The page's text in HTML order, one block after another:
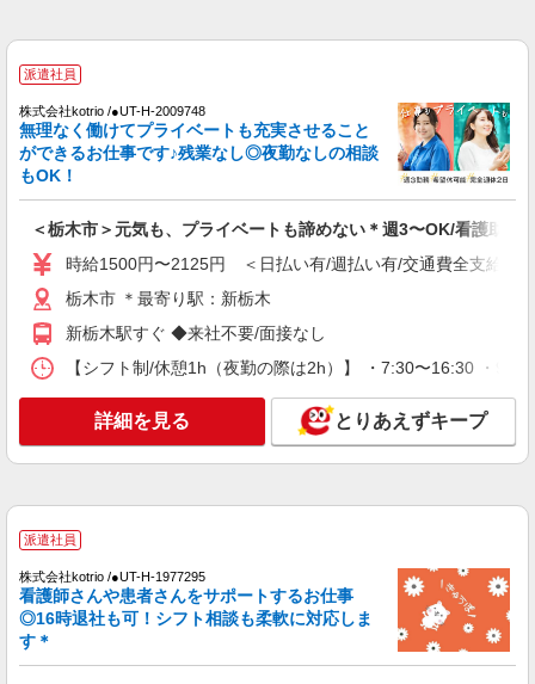
ィス【看護助手】
栃木県栃木市 【最寄駅】東武日光線「東武金
崎」駅
詳細を見る
アルバイト パート 派遣社員
日研トータルソーシング株式会社 メディカルケア事業部/宇都宮オフ
ィス【看護助手】
時給1,180円 ★週払いOK（規定あり） ※給与
幅は経験・能力による
栃木県栃木市 【最寄駅】東武日光線「家中」
駅
詳細を見る
日研トータルソーシング株式会社 メディカルケア事業部/宇都宮オフ
ィス【看護助手】
看護助手（ナースエイド）
時給1,180円 ★週払いOK（規定あり） ※給与
派遣社員
株式会社kotrio /●UT-H-2009748
無理なく働けてプライベートも充実させること
ができるお仕事です♪残業なし◎夜勤なしの相談
もOK！
＜栃木市＞元気も、プライベートも諦めない＊週3〜OK/看護助手
時給1500円〜2125円 ＜日払い有/週払い有/交通費全支給(ガ
栃木市 ＊最寄り駅：新栃木
新栃木駅すぐ ◆来社不要/面接なし
【シフト制/休憩1h（夜勤の際は2h）】 ・7:30〜16:30 ・
詳細を見る とりあえずキープ
派遣社員
株式会社kotrio /●UT-H-1977295
看護師さんや患者さんをサポートするお仕事
◎16時退社も可！シフト相談も柔軟に対応しま
す＊